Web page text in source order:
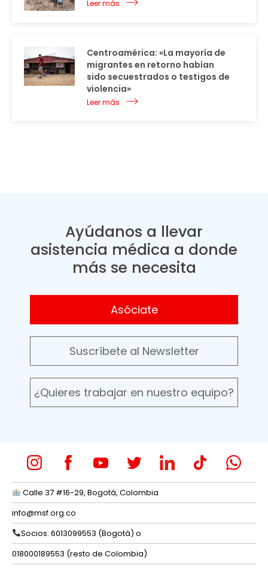
Leer más
Centroamérica: «La mayoría de
migrantes en retorno habían
sido secuestrados o testigos de
violencia»
Leer más
Ayúdanos a llevar
asistencia médica a donde
más se necesita
Asóciate
Suscríbete al Newsletter
¿Quieres trabajar en nuestro equipo?
Calle 37 #16-29, Bogotá, Colombia
info@msf.org.co
Socios: 6013099553 (Bogotá) o
018000189553 (resto de Colombia)